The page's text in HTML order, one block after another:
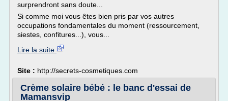
surprendront sans doute...
Si comme moi vous êtes bien pris par vos autres
occupations fondamentales du moment (ressourcement,
siestes, confitures...), vous...
Lire la suite
Site : http://secrets-cosmetiques.com
Crème solaire bébé : le banc d'essai de
Mamansvip